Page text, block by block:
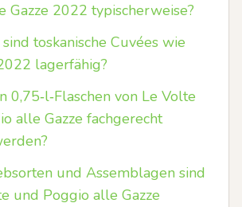
Gazze 2022 typischerweise?
toskanische Cuvées wie
lagerfähig?
0,75‑l‑Flaschen von Le Volte
alle Gazze fachgerecht
und Assemblagen sind
und Poggio alle Gazze